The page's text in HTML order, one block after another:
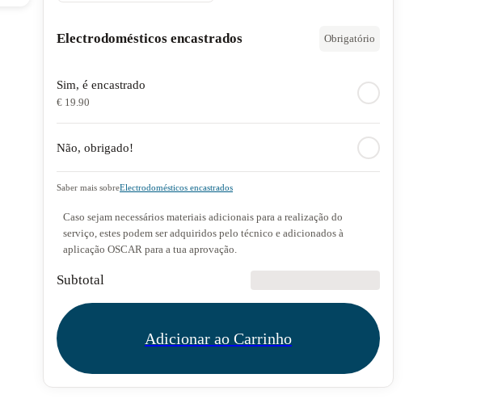
Electrodomésticos encastrados Obrigatório
Sim, é encastrado
€ 19.90
Não, obrigado!
Saber mais sobreElectrodomésticos encastrados
Caso sejam necessários materiais adicionais para a realização do
serviço, estes podem ser adquiridos pelo técnico e adicionados à
aplicação OSCAR para a tua aprovação.
Subtotal
Adicionar ao Carrinho